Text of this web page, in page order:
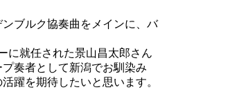
ブルク協奏曲をメインに、バ
に就任された景山昌太郎さん
奏者として新潟でお馴染み
躍を期待したいと思います。